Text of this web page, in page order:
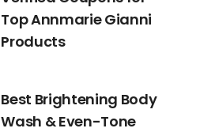
Top Annmarie Gianni
Products
Best Brightening Body
Wash & Even-Tone